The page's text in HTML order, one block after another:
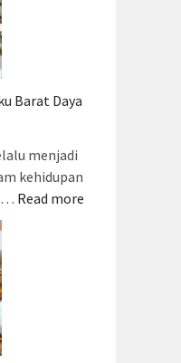
Barat Daya
menjadi
kehidupan
… Read more